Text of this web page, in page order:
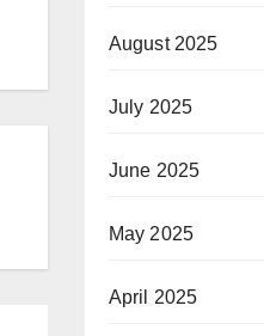
August 2025
July 2025
June 2025
May 2025
April 2025